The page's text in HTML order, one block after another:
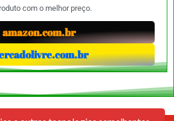
com o melhor preço.
amazon.com.br